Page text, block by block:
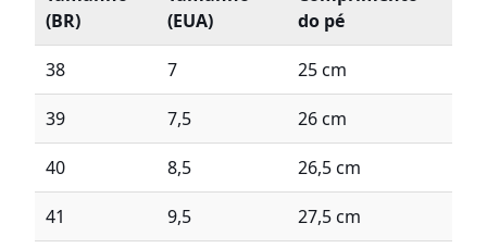
(BR)
(EUA)
do pé
38 7 25 cm
39 7,5 26 cm
40 8,5 26,5 cm
41 9,5 27,5 cm